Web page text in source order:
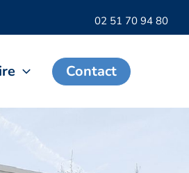
02 51 70 94 80
Contact